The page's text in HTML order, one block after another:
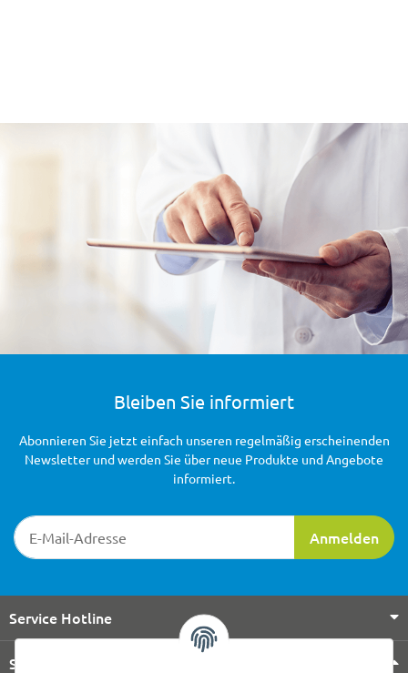
Bleiben Sie informiert
Newsletter-Registrierung
Anmelden
Abonnieren Sie jetzt einfach unseren regelmäßig erscheinenden
Newsletter und werden Sie über neue Produkte und Angebote
informiert.
Service Hotline
Shop Service